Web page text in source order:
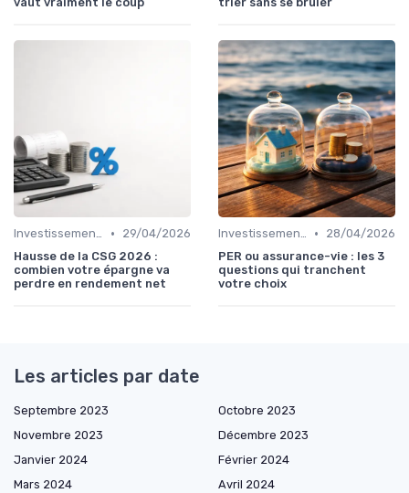
Investissements et Épargne Retraite •
29/04/2026
Hausse de la CSG 2026 :
combien votre épargne va
perdre en rendement net
Investissements et Épargne Retraite •
28/04/2026
PER ou assurance-vie : les 3
questions qui tranchent
votre choix
Les articles par date
Septembre 2023
Octobre 2023
Novembre 2023
Décembre 2023
Janvier 2024
Février 2024
Mars 2024
Avril 2024